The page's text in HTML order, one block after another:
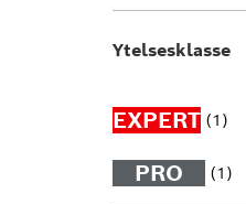
Ytelsesklasse
EXPERT (1)
PRO (1)